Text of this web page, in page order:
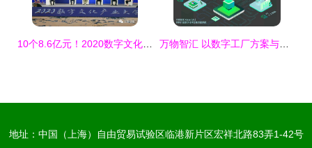
10个8.6亿元！2020数字文化产业大会在上饶举行，聚焦数字文化创意内容应用服务 万物智汇 以数字工厂方案与数字文创服务，助力浙江博瑞电子深耕电子化学材料行业
地址：中国（上海）自由贸易试验区临港新片区宏祥北路83弄1-42号